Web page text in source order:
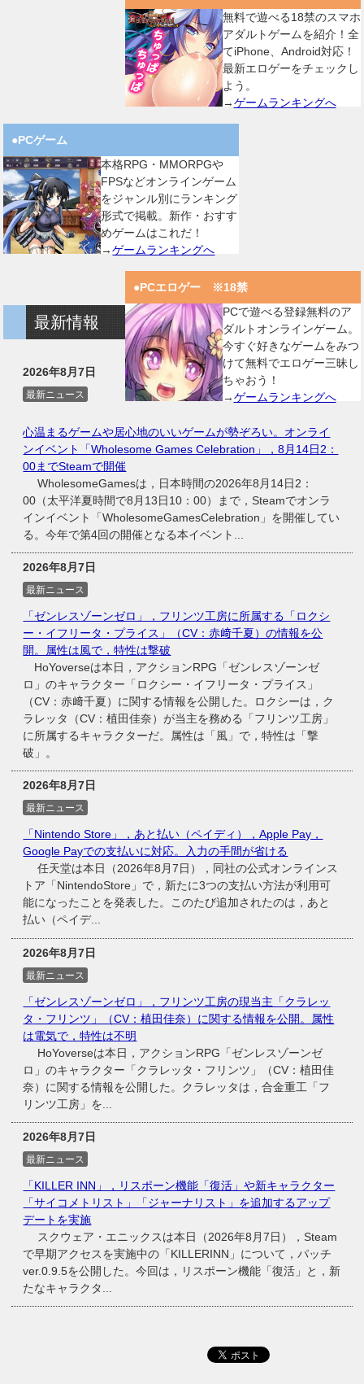
無料で遊べる18禁のスマホ
アダルトゲームを紹介！全
てiPhone、Android対応！
最新エロゲーをチェックし
よう。
→ゲームランキングへ
●PCゲーム
本格RPG・MMORPGや
FPSなどオンラインゲーム
をジャンル別にランキング
形式で掲載。新作・おすす
めゲームはこれだ！
→ゲームランキングへ
●PCエロゲー ※18禁
PCで遊べる登録無料のア
ダルトオンラインゲーム。
今すぐ好きなゲームをみつ
けて無料でエロゲー三昧し
ちゃおう！
→ゲームランキングへ
最新情報
2026年8月7日
最新ニュース
心温まるゲームや居心地のいいゲームが勢ぞろい。オンライ
ンイベント「Wholesome Games Celebration」，8月14日2：
00までSteamで開催
WholesomeGamesは，日本時間の2026年8月14日2：
00（太平洋夏時間で8月13日10：00）まで，Steamでオンラ
インイベント「WholesomeGamesCelebration」を開催してい
る。今年で第4回の開催となる本イベント...
2026年8月7日
最新ニュース
「ゼンレスゾーンゼロ」，フリンツ工房に所属する「ロクシ
ー・イフリータ・プライス」（CV：赤﨑千夏）の情報を公
開。属性は風で，特性は撃破
HoYoverseは本日，アクションRPG「ゼンレスゾーンゼ
ロ」のキャラクター「ロクシー・イフリータ・プライス」
（CV：赤﨑千夏）に関する情報を公開した。ロクシーは，ク
ラレッタ（CV：植田佳奈）が当主を務める「フリンツ工房」
に所属するキャラクターだ。属性は「風」で，特性は「撃
破」。
2026年8月7日
最新ニュース
「Nintendo Store」，あと払い（ペイディ），Apple Pay，
Google Payでの支払いに対応。入力の手間が省ける
任天堂は本日（2026年8月7日），同社の公式オンラインス
トア「NintendoStore」で，新たに3つの支払い方法が利用可
能になったことを発表した。このたび追加されたのは，あと
払い（ペイデ...
2026年8月7日
最新ニュース
「ゼンレスゾーンゼロ」，フリンツ工房の現当主「クラレッ
タ・フリンツ」（CV：植田佳奈）に関する情報を公開。属性
は電気で，特性は不明
HoYoverseは本日，アクションRPG「ゼンレスゾーンゼ
ロ」のキャラクター「クラレッタ・フリンツ」（CV：植田佳
奈）に関する情報を公開した。クラレッタは，合金重工「フ
リンツ工房」を...
2026年8月7日
最新ニュース
「KILLER INN」，リスポーン機能「復活」や新キャラクター
「サイコメトリスト」「ジャーナリスト」を追加するアップ
デートを実施
スクウェア・エニックスは本日（2026年8月7日），Steam
で早期アクセスを実施中の「KILLERINN」について，パッチ
ver.0.9.5を公開した。今回は，リスポーン機能「復活」と，新
たなキャラクタ...